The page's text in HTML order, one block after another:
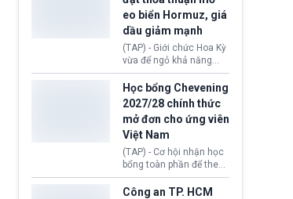
EUSS) sau khi xác định
có trường hợp được cấp
quy chế cư trú hậu
Brexit “do nhầm lẫn”.
Động thái này làm dấy
lên lo ngại về việc thực
thi Thỏa thuận Rút khỏi
Liên minh châu Âu
(Withdrawal
Agreement).
eo biển Hormuz, giá
dầu giảm mạnh
(TAP) - Giới chức Hoa Kỳ
vừa để ngỏ khả năng
sớm đạt thỏa thuận với
Iran nhằm mở lại eo biển
Hormuz, mở đường cho
việc khôi phục hoạt
động hàng hải. Những
tín hiệu ngoại giao tích
cực này lập tức tác động
đến thị trường năng
lượng, kéo giá dầu thế
giới lùi sâu xuống dưới
Học bổng Chevening
2027/28 chính thức
mở đơn cho ứng viên
Việt Nam
(TAP) - Cơ hội nhận học
bổng toàn phần để theo
học chương trình thạc sĩ
tại Vương quốc Anh đã
Công an TP. HCM